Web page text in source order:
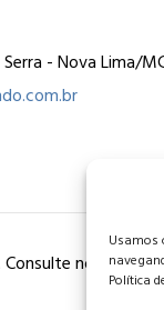
Usamos
Política
- Nova Lima/
nossa